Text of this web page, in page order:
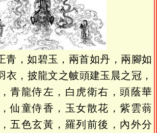
青，如碧玉，兩首如丹，兩腳如
衣，披龍文之帔頭建玉晨之冠，
青龍侍左，白虎衛右，頭蔭華
仙童侍香，玉女散花，紫雲蓊
五色玄黃，羅列前後，內外分